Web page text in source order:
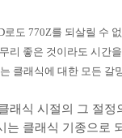
로도 770Z를 되살릴 수
리 좋은 것이라도 시간
클래식에 대한 모든 갈
래식 시절의 그 절정
는 클래식 기종으로